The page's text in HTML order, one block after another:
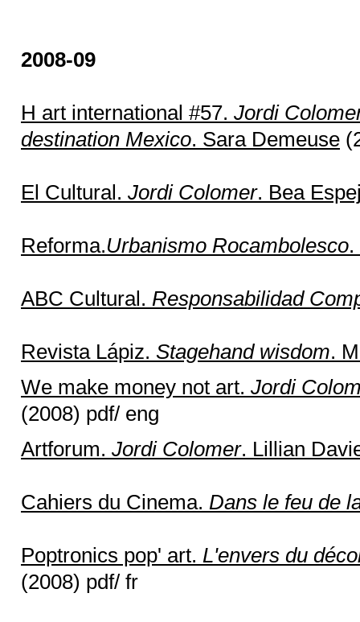
2008-09
H art international #57. Jordi
destination Mexico. Sara Demeuse
El Cultural. Jordi Colomer. Bea
Reforma.Urbanismo Rocambolesco
ABC Cultural. Responsabilidad
Revista Lápiz. Stagehand wisdom.
We make money not art. Jordi
(2008) pdf/ eng
Artforum. Jordi Colomer. Lillian
Cahiers du Cinema. Dans le feu de
Poptronics pop' art. L'envers du
(2008) pdf/ fr